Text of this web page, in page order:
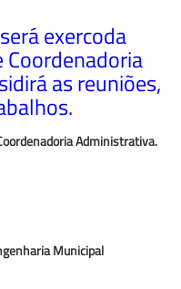
exercoda
Coordenadoria
as reuniões,
Administrativa.
Municipal